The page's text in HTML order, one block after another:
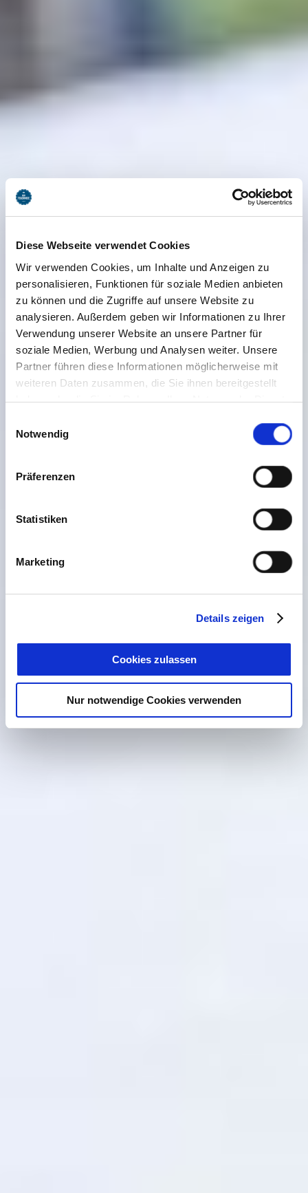
Diese Webseite verwendet Cookies
Wir verwenden Cookies, um Inhalte und Anzeigen zu
personalisieren, Funktionen für soziale Medien anbieten
zu können und die Zugriffe auf unsere Website zu
analysieren. Außerdem geben wir Informationen zu Ihrer
Verwendung unserer Website an unsere Partner für
soziale Medien, Werbung und Analysen weiter. Unsere
Partner führen diese Informationen möglicherweise mit
weiteren Daten zusammen, die Sie ihnen bereitgestellt
haben oder die Sie im Rahmen Ihrer Nutzung der Dienste
Cookies, wenn Sie unsere Webseite weiterhin nutzen.
Notwendig
Präferenzen
Statistiken
Marketing
Details zeigen
Cookies zulassen
Nur notwendige Cookies verwenden